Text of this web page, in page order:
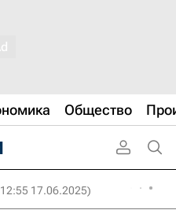
Общество
17.06.2025)